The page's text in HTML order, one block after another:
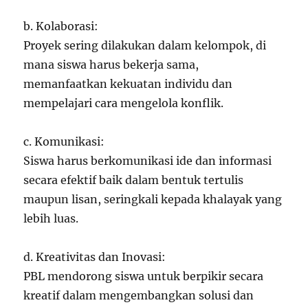
b. Kolaborasi:
Proyek sering dilakukan dalam kelompok, di
mana siswa harus bekerja sama,
memanfaatkan kekuatan individu dan
mempelajari cara mengelola konflik.
c. Komunikasi:
Siswa harus berkomunikasi ide dan informasi
secara efektif baik dalam bentuk tertulis
maupun lisan, seringkali kepada khalayak yang
lebih luas.
d. Kreativitas dan Inovasi:
PBL mendorong siswa untuk berpikir secara
kreatif dalam mengembangkan solusi dan